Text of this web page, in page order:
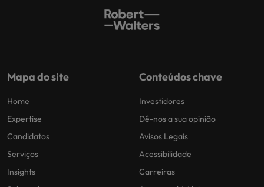
Mapa do site
Home
Expertise
Candidatos
Serviços
Insights
Conteúdos chave
Investidores
Dê-nos a sua opinião
Avisos Legais
Acessibilidade
Carreiras